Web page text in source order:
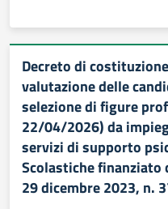
Decreto di
valutazione delle
selezione di figure
22/04/2026) da
servizi di supporto
Scolastiche finanziato
29 dicembre 2023, n.